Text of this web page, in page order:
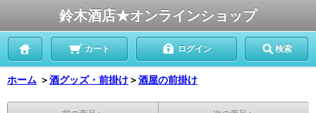
鈴木酒店★オンラインショップ
カート ログイン 検索
ホーム ＞酒グッズ・前掛け＞酒屋の前掛け